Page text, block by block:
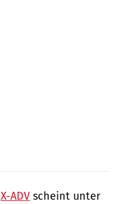
X-ADV scheint unter